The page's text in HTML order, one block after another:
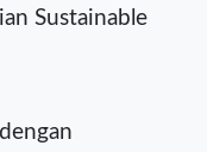
Sustainable